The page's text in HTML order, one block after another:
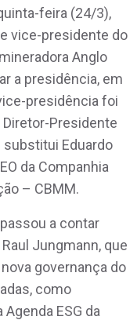
feira (24/3),
vice-presidente do
Anglo
a presidência, em
presidência foi
Presidente
substitui Eduardo
da Companhia
– CBMM.
a contar
Jungmann, que
governança do
como
ESG da